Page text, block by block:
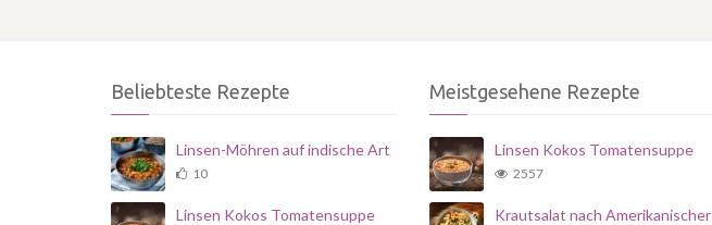
Beliebteste Rezepte
Linsen-Möhren auf indische Art
10
Linsen Kokos Tomatensuppe
Meistgesehene Rezepte
Linsen Kokos Tomatensuppe
2557
Krautsalat nach Amerikanischer